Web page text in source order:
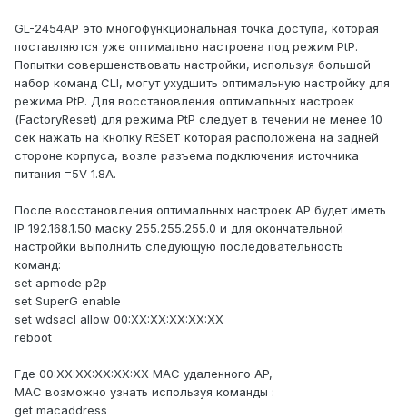
GL-2454AP это многофункциональная точка доступа, которая
поставляются уже оптимально настроена под режим PtP.
Попытки совершенствовать настройки, используя большой
набор команд CLI, могут ухудшить оптимальную настройку для
режима PtP. Для восстановления оптимальных настроек
(FactoryReset) для режима PtP следует в течении не менее 10
сек нажать на кнопку RESET которая расположена на задней
стороне корпуса, возле разъема подключения источника
питания =5V 1.8A.
После восстановления оптимальных настроек AP будет иметь
IP 192.168.1.50 маску 255.255.255.0 и для окончательной
настройки выполнить следующую последовательность
команд:
set apmode p2p
set SuperG enable
set wdsacl allow 00:XX:XX:XX:XX:XX
reboot
Где 00:XX:XX:XX:XX:XX MAC удаленного AP,
MAC возможно узнать используя команды :
get macaddress